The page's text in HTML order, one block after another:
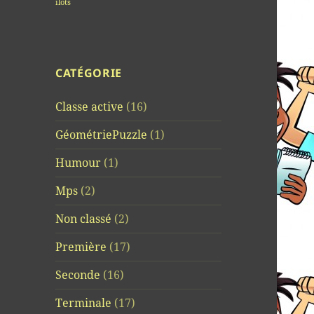
îlots
CATÉGORIE
Classe active (16)
GéométriePuzzle (1)
Humour (1)
Mps (2)
Non classé (2)
Première (17)
Seconde (16)
Terminale (17)